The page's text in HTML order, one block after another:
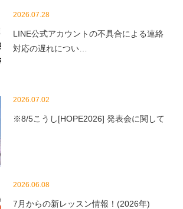
2026.07.28
LINE公式アカウントの不具合による連絡
対応の遅れについ…
2026.07.02
※8/5こうし[HOPE2026] 発表会に関して
2026.06.08
7月からの新レッスン情報！(2026年)